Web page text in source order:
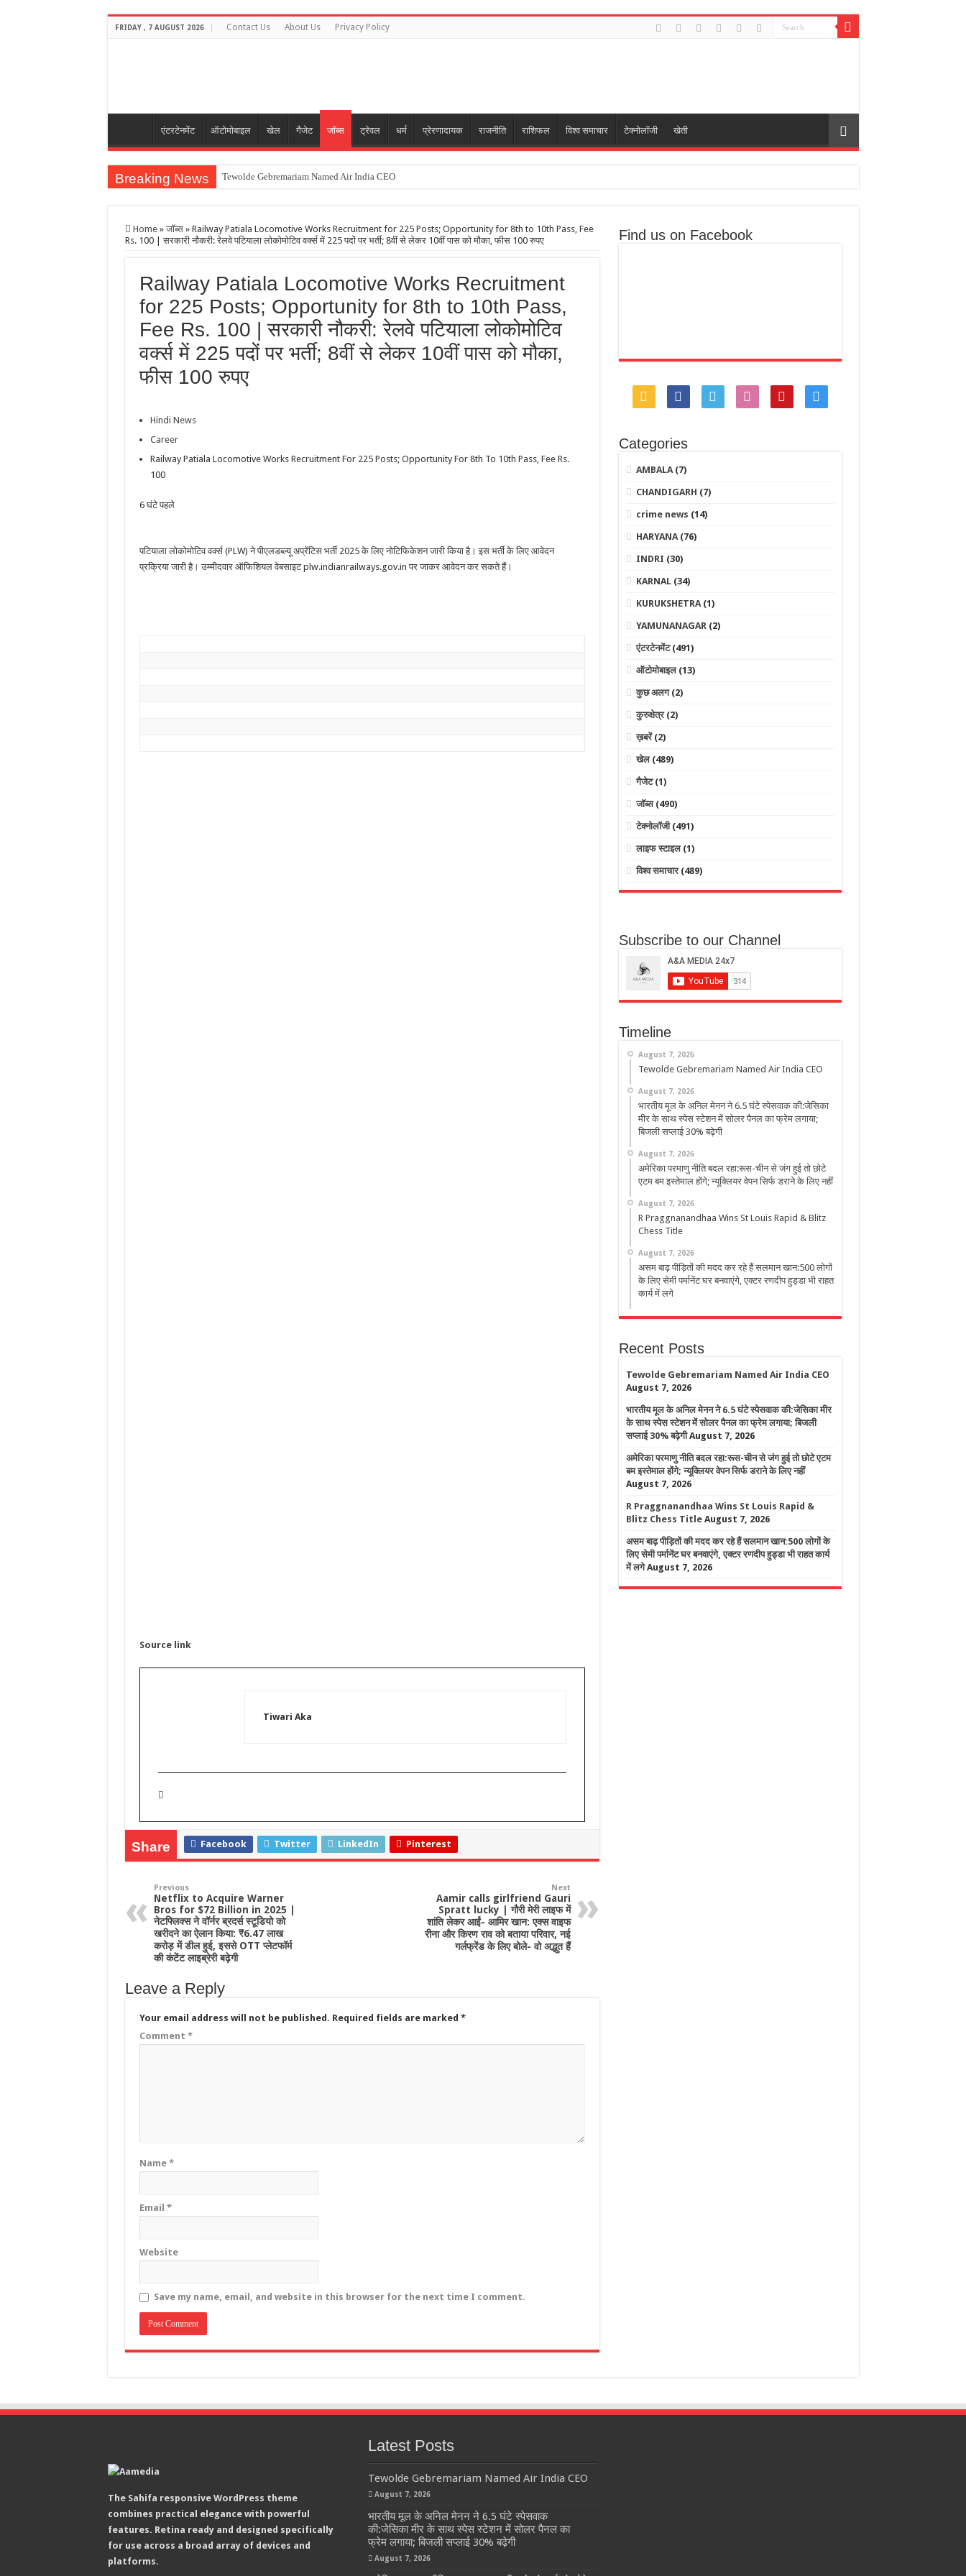
FRIDAY , 7 AUGUST 2026 Contact Us About Us Privacy Policy
एंटरटेनमेंट ऑटोमोबाइल खेल गैजेट जॉब्स ट्रेवल धर्म प्रेरणादायक राजनीति राशिफल विश्व समाचार टेक्नोलॉजी खेती
Breaking News Tewolde Gebremariam Named Air India CEO
अमेरिका परमाणु नीति बदल रहा:रूस-चीन से जंग हुई तो छोटे एटम बम इस्तेमाल होंगे; न्यूक्लियर वेपन सिर्फ डराने के लिए नहीं
R Praggnanandhaa Wins St Louis Rapid & Blitz Chess Title
Home » जॉब्स » Railway Patiala Locomotive Works Recruitment for 225 Posts; Opportunity for 8th to 10th Pass, Fee
Rs. 100 | सरकारी नौकरी: रेलवे पटियाला लोकोमोटिव वर्क्स में 225 पदों पर भर्ती; 8वीं से लेकर 10वीं पास को मौका, फीस 100 रुपए
Railway Patiala Locomotive Works Recruitment
for 225 Posts; Opportunity for 8th to 10th Pass,
Fee Rs. 100 | सरकारी नौकरी: रेलवे पटियाला लोकोमोटिव
वर्क्स में 225 पदों पर भर्ती; 8वीं से लेकर 10वीं पास को मौका,
फीस 100 रुपए
Hindi News
Career
Railway Patiala Locomotive Works Recruitment For 225 Posts; Opportunity For 8th To 10th Pass, Fee Rs.
100
6 घंटे पहले
पटियाला लोकोमोटिव वर्क्स (PLW) ने पीएलडब्ल्यू अप्रेंटिस भर्ती 2025 के लिए नोटिफिकेशन जारी किया है। इस भर्ती के लिए आवेदन
प्रक्रिया जारी है। उम्मीदवार ऑफिशियल वेबसाइट plw.indianrailways.gov.in पर जाकर आवेदन कर सकते हैं।
Source link
Tiwari Aka
Share Facebook Twitter LinkedIn Pinterest
Previous
Netflix to Acquire Warner
Bros for $72 Billion in 2025 |
नेटफ्लिक्स ने वॉर्नर ब्रदर्स स्टूडियो को
खरीदने का ऐलान किया: ₹6.47 लाख
करोड़ में डील हुई, इससे OTT प्लेटफॉर्म
की कंटेंट लाइब्रेरी बढ़ेगी
Next
Aamir calls girlfriend Gauri
Spratt lucky | गौरी मेरी लाइफ में
शांति लेकर आईं- आमिर खान: एक्स वाइफ
रीना और किरण राव को बताया परिवार, नई
गर्लफ्रेंड के लिए बोले- वो अद्भुत हैं
Leave a Reply
Your email address will not be published. Required fields are marked *
Comment *
Name *
Email *
Website
Save my name, email, and website in this browser for the next time I comment.
Find us on Facebook
Categories
AMBALA(7)
CHANDIGARH (7)
crime news (14)
HARYANA(76)
INDRI (30)
KARNAL (34)
KURUKSHETRA(1)
YAMUNANAGAR (2)
एंटरटेनमेंट(491)
ऑटोमोबाइल(13)
कुछ अलग(2)
कुरुक्षेत्र(2)
ख़बरें(2)
खेल(489)
गैजेट(1)
जॉब्स(490)
टेक्नोलॉजी(491)
लाइफ स्टाइल(1)
विश्व समाचार(489)
Subscribe to our Channel
Timeline
August 7, 2026
Tewolde Gebremariam Named Air India CEO
August 7, 2026
भारतीय मूल के अनिल मेनन ने 6.5 घंटे स्पेसवाक की:जेसिका
मीर के साथ स्पेस स्टेशन में सोलर पैनल का फ्रेम लगाया;
बिजली सप्लाई 30% बढ़ेगी
August 7, 2026
अमेरिका परमाणु नीति बदल रहा:रूस-चीन से जंग हुई तो छोटे
एटम बम इस्तेमाल होंगे; न्यूक्लियर वेपन सिर्फ डराने के लिए नहीं
August 7, 2026
R Praggnanandhaa Wins St Louis Rapid & Blitz
Chess Title
August 7, 2026
असम बाढ़ पीड़ितों की मदद कर रहे हैं सलमान खान:500 लोगों
के लिए सेमी पर्मानेंट घर बनवाएंगे, एक्टर रणदीप हुड्डा भी राहत
कार्य में लगे
Recent Posts
Tewolde Gebremariam Named Air India CEO
August 7, 2026
भारतीय मूल के अनिल मेनन ने 6.5 घंटे स्पेसवाक की:जेसिका मीर
के साथ स्पेस स्टेशन में सोलर पैनल का फ्रेम लगाया; बिजली
सप्लाई 30% बढ़ेगी August 7, 2026
अमेरिका परमाणु नीति बदल रहा:रूस-चीन से जंग हुई तो छोटे एटम
बम इस्तेमाल होंगे; न्यूक्लियर वेपन सिर्फ डराने के लिए नहीं
August 7, 2026
R Praggnanandhaa Wins St Louis Rapid &
Blitz Chess Title August 7, 2026
असम बाढ़ पीड़ितों की मदद कर रहे हैं सलमान खान:500 लोगों के
लिए सेमी पर्मानेंट घर बनवाएंगे, एक्टर रणदीप हुड्डा भी राहत कार्य
में लगे August 7, 2026
The Sahifa responsive WordPress theme
combines practical elegance with powerful
features. Retina ready and designed specifically
for use across a broad array of devices and
platforms.
Latest Posts
Tewolde Gebremariam Named Air India CEO
August 7, 2026
भारतीय मूल के अनिल मेनन ने 6.5 घंटे स्पेसवाक
की:जेसिका मीर के साथ स्पेस स्टेशन में सोलर पैनल का
फ्रेम लगाया; बिजली सप्लाई 30% बढ़ेगी
August 7, 2026